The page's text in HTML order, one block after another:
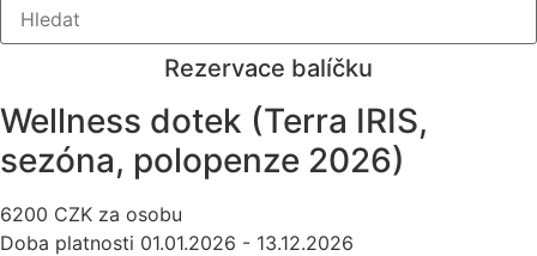
Rezervace balíčku
Wellness dotek (Terra IRIS,
sezóna, polopenze 2026)
6200 CZK za osobu
Doba platnosti 01.01.2026 - 13.12.2026